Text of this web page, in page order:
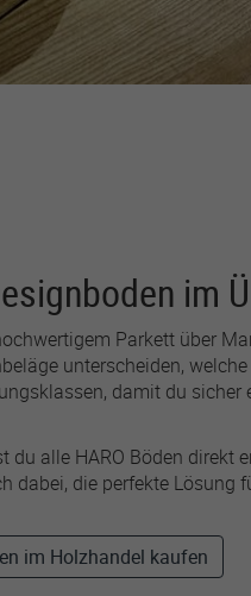
im
Parkett über
unterscheiden,
damit du sicher
alle HARO Böden direkt
dabei, die perfekte Lösung
im Holzhandel kaufen